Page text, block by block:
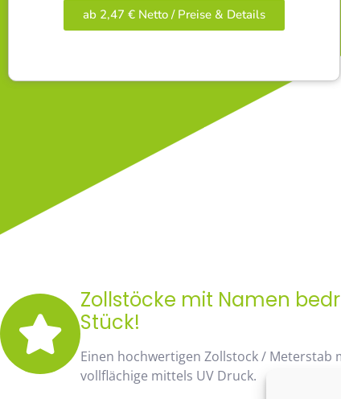
ab 2,47 € Netto / Preise & Details
Zollstöcke mit Namen
Stück!
Einen hochwertigen Zollstock / Meterstab
vollflächige mittels UV Druck.